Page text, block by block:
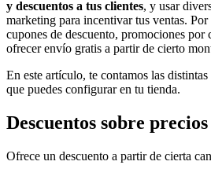
y descuentos a tus clientes, y usar
marketing para incentivar tus ventas.
cupones de descuento, promociones por
ofrecer envío gratis a partir de cierto
En este artículo, te contamos las
que puedes configurar en tu tienda.
Descuentos sobre precios
Ofrece un descuento a partir de cierta